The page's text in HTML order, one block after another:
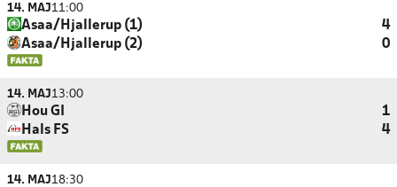
14. MAJ11:00
Asaa/Hjallerup (1)
4
Asaa/Hjallerup (2)
0
14. MAJ13:00
Hou GI
1
Hals FS
4
14. MAJ18:30